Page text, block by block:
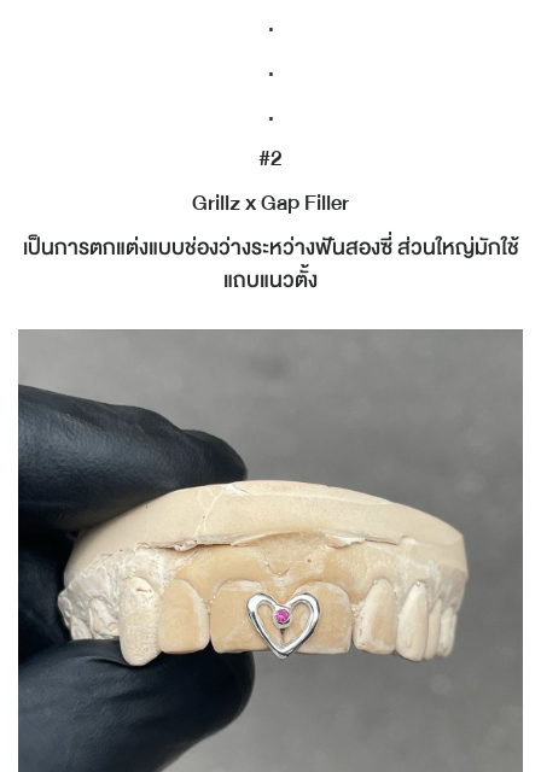
.
.
.
#2
Grillz x Gap Filler
เป็นการตกแต่งแบบช่องว่างระหว่างฟันสองซี่ ส่วนใหญ่มักใช้
แถบแนวตั้ง